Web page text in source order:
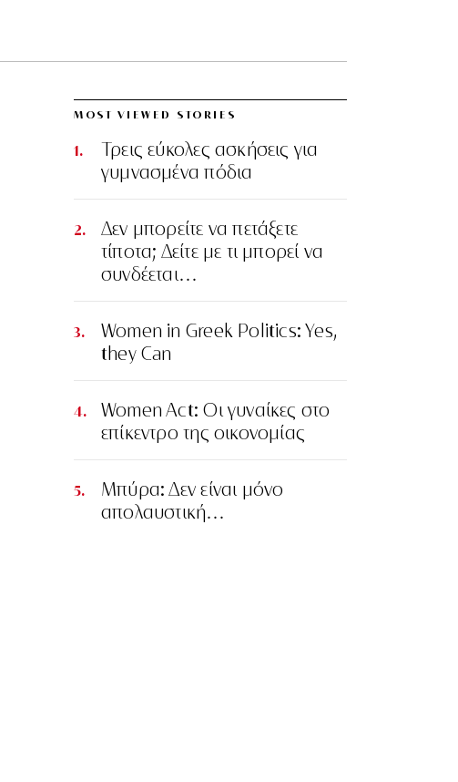
MOST VIEWED STORIES
Τρεις εύκολες ασκήσεις για
γυμνασμένα πόδια
Δεν μπορείτε να πετάξετε
τίποτα; Δείτε με τι μπορεί να
συνδέεται…
Women in Greek Politics: Yes,
they Can
Women Act: Οι γυναίκες στο
επίκεντρο της οικονομίας
Μπύρα: Δεν είναι μόνο
απολαυστική…